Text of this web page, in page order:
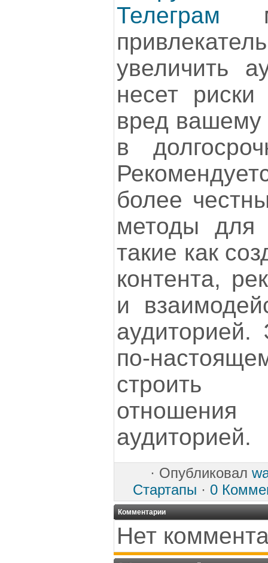
Телеграм
увеличить
несет
вред вашему
в
более
методы для
такие как
контента,
и
аудиторией.
по-
строить
аудиторией.
· Опубликовал
Стартапы · 0
Комментарии
Нет